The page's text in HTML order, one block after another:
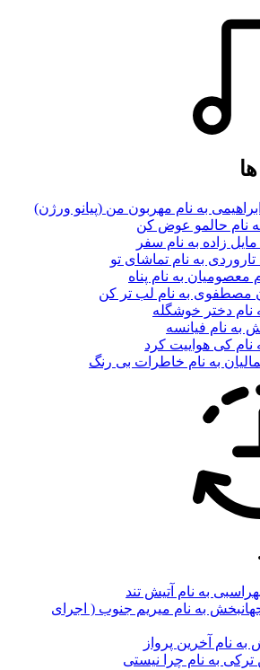
به نام مهربون من (پیانو ورژن)
به نام حالمو عوض کن
زاده به نام سفر
تاروردی به نام تماشای تو
معصومیان به نام پناه
مصطفوی به نام لب تر کن
نام دختر خوشگله
به نام فیانسه
نام کی هواییت کرد
به نام خاطرات بی رنگ
به نام آتیش تند
جهانبخش به نام میریم جنوب ( اجرای
به نام آخرین پرواز
ترکی به نام چرا نیستی